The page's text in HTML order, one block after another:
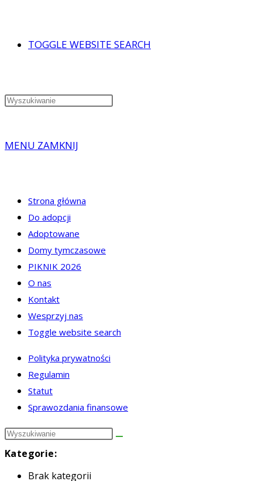
TOGGLE WEBSITE SEARCH
MENU ZAMKNIJ
Strona główna
Do adopcji
Adoptowane
Domy tymczasowe
PIKNIK 2026
O nas
Kontakt
Wesprzyj nas
Toggle website search
Polityka prywatności
Regulamin
Statut
Sprawozdania finansowe
Kategorie:
Brak kategorii